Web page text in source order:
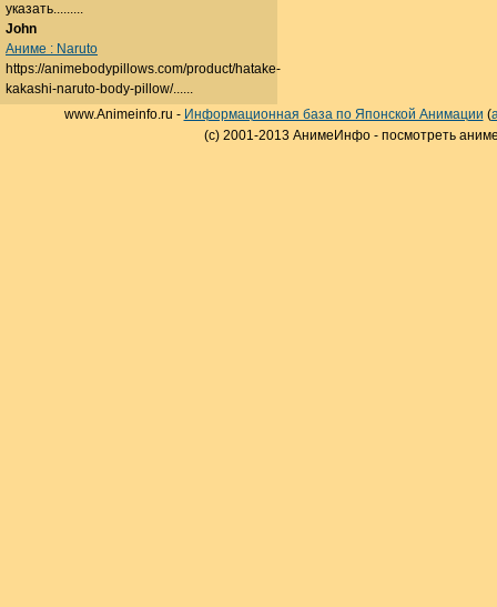
указать.........
John
Аниме : Naruto
https://animebodypillows.com/product/hatake-
kakashi-naruto-body-pillow/......
www.Animeinfo.ru - Информационная база по Японской Анимации (
(c) 2001-2013 АнимеИнфо - посмотреть